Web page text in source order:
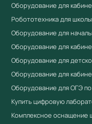
Оборудование для
Робототехника для школы
Оборудование для
Оборудование для
Оборудование для
Оборудование для
Оборудование для ОГЭ
Купить цифровую
Комплексное оснащение